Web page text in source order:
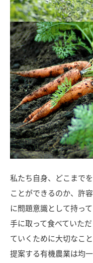
私たち自身、どこまで
ことができるのか、許
に問題意識として持っ
手に取って食べていた
ていくために大切なこ
提案する有機農業は均